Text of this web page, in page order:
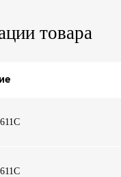
товара